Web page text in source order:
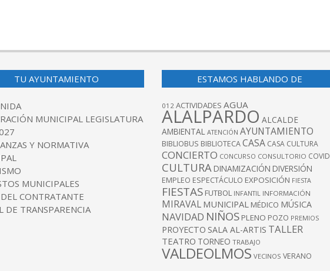
TU AYUNTAMIENTO
MUNICIPAL LEGISLATURA
Y NORMATIVA
MUNICIPALES
CONTRATANTE
DE TRANSPARENCIA
ESTAMOS HABLANDO DE
012 ACTIVIDADES AGUA
ALALPARDO ALCALDE
AMBIENTAL ATENCIÓN AYUNTAMIENTO
BIBLIOBUS BIBLIOTECACASA CASA CULTURA
CONCIERTO CONCURSO CONSULTORIO COVID
CULTURA DINAMIZACIÓN DIVERSIÓN
EMPLEO ESPECTÁCULO EXPOSICIÓN FIESTA
FIESTAS FUTBOL INFANTIL INFORMACIÓN
MIRAVAL MUNICIPAL MÉDICO MÚSICA
NAVIDAD NIÑOS PLENO POZO PREMIOS
PROYECTO SALA AL-ARTIS TALLER
TEATRO TORNEO TRABAJO
VALDEOLMOS VECINOS VERANO